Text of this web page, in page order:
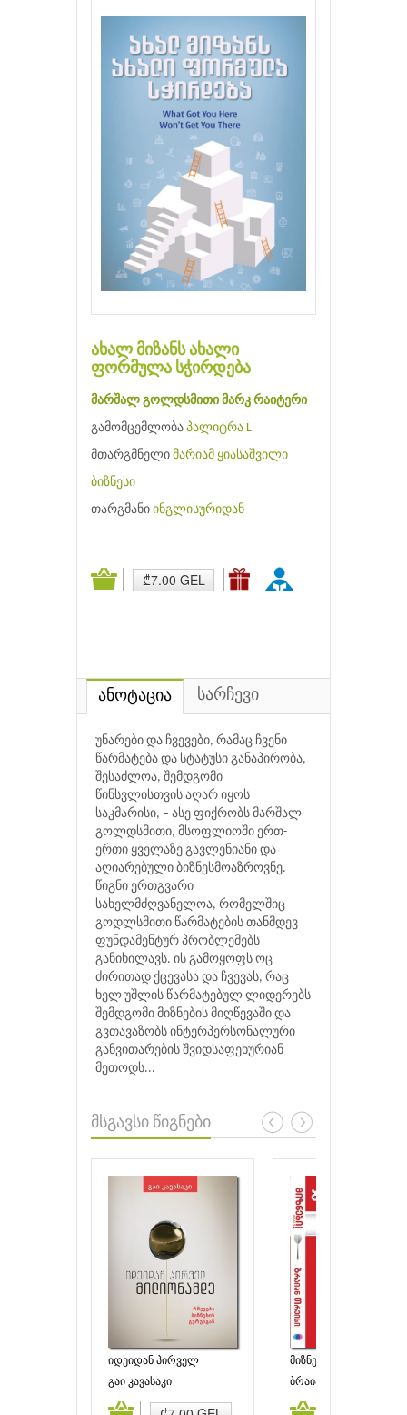
ახალ მიზანს ახალი
ფორმულა სჭირდება
მარშალ გოლდსმითი მარკ რაიტერი
გამომცემლობა პალიტრა L
მთარგმნელი მარიამ ყიასაშვილი
ბიზნესი
თარგმანი ინგლისურიდან
₾7.00 GEL
ანოტაცია სარჩევი
უნარები და ჩვევები, რამაც ჩვენი
წარმატება და სტატუსი განაპირობა,
შესაძლოა, შემდგომი
წინსვლისთვის აღარ იყოს
საკმარისი, – ასე ფიქრობს მარშალ
გოლდსმითი, მსოფლიოში ერთ-
ერთი ყველაზე გავლენიანი და
აღიარებული ბიზნესმოაზროვნე.
წიგნი ერთგვარი
სახელმძღვანელოა, რომელშიც
გოდლსმითი წარმატების თანმდევ
ფუნდამენტურ პრობლემებს
განიხილავს. ის გამოყოფს ოც
ძირითად ქცევასა და ჩვევას, რაც
ხელ უშლის წარმატებულ ლიდერებს
შემდგომი მიზნების მიღწევაში და
გვთავაზობს ინტერპერსონალური
განვითარების შვიდსაფეხურიან
მეთოდს...
მსგავსი წიგნები
იდეიდან პირველ
მილიონამდე
გაი კავასაკი
მიზნები!
ბრაიან თრეისი
კალათაში დამატება კალათაში